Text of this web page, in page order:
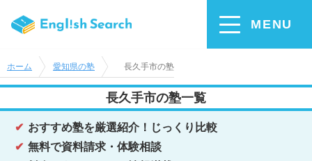
MENU
ホーム 愛知県の塾 長久手市の塾
長久手市の塾一覧
おすすめ塾を厳選紹介！じっくり比較
無料で資料請求・体験相談